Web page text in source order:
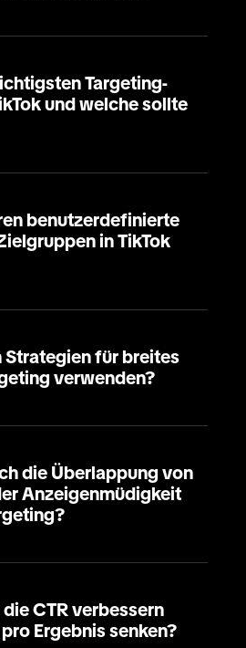
Targeting-
und welche sollte
benutzerdefinierte
in TikTok
Strategien für breites
verwenden?
die Überlappung von
Anzeigenmüdigkeit
CTR verbessern
Ergebnis senken?